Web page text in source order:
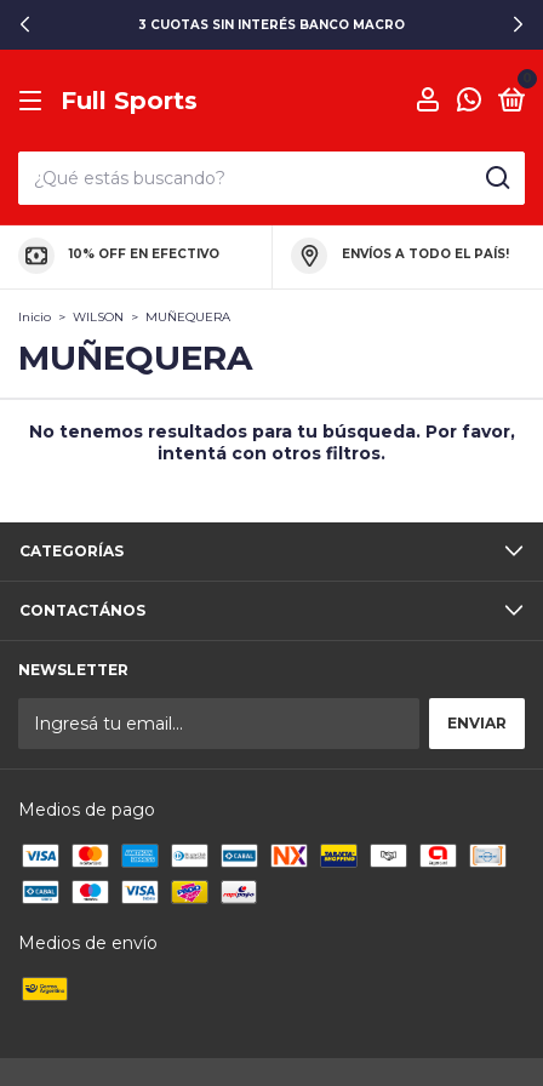
3 CUOTAS SIN INTERÉS BANCO MACRO
Full Sports
10% OFF EN EFECTIVO ENVÍOS A TODO EL PAÍS!
Inicio > WILSON > MUÑEQUERA
MUÑEQUERA
No tenemos resultados para tu búsqueda. Por favor,
intentá con otros filtros.
CATEGORÍAS
CONTACTÁNOS
NEWSLETTER
Medios de pago
Medios de envío